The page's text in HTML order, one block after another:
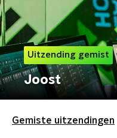
Uitzending gemist
Joost
Gemiste uitzendingen